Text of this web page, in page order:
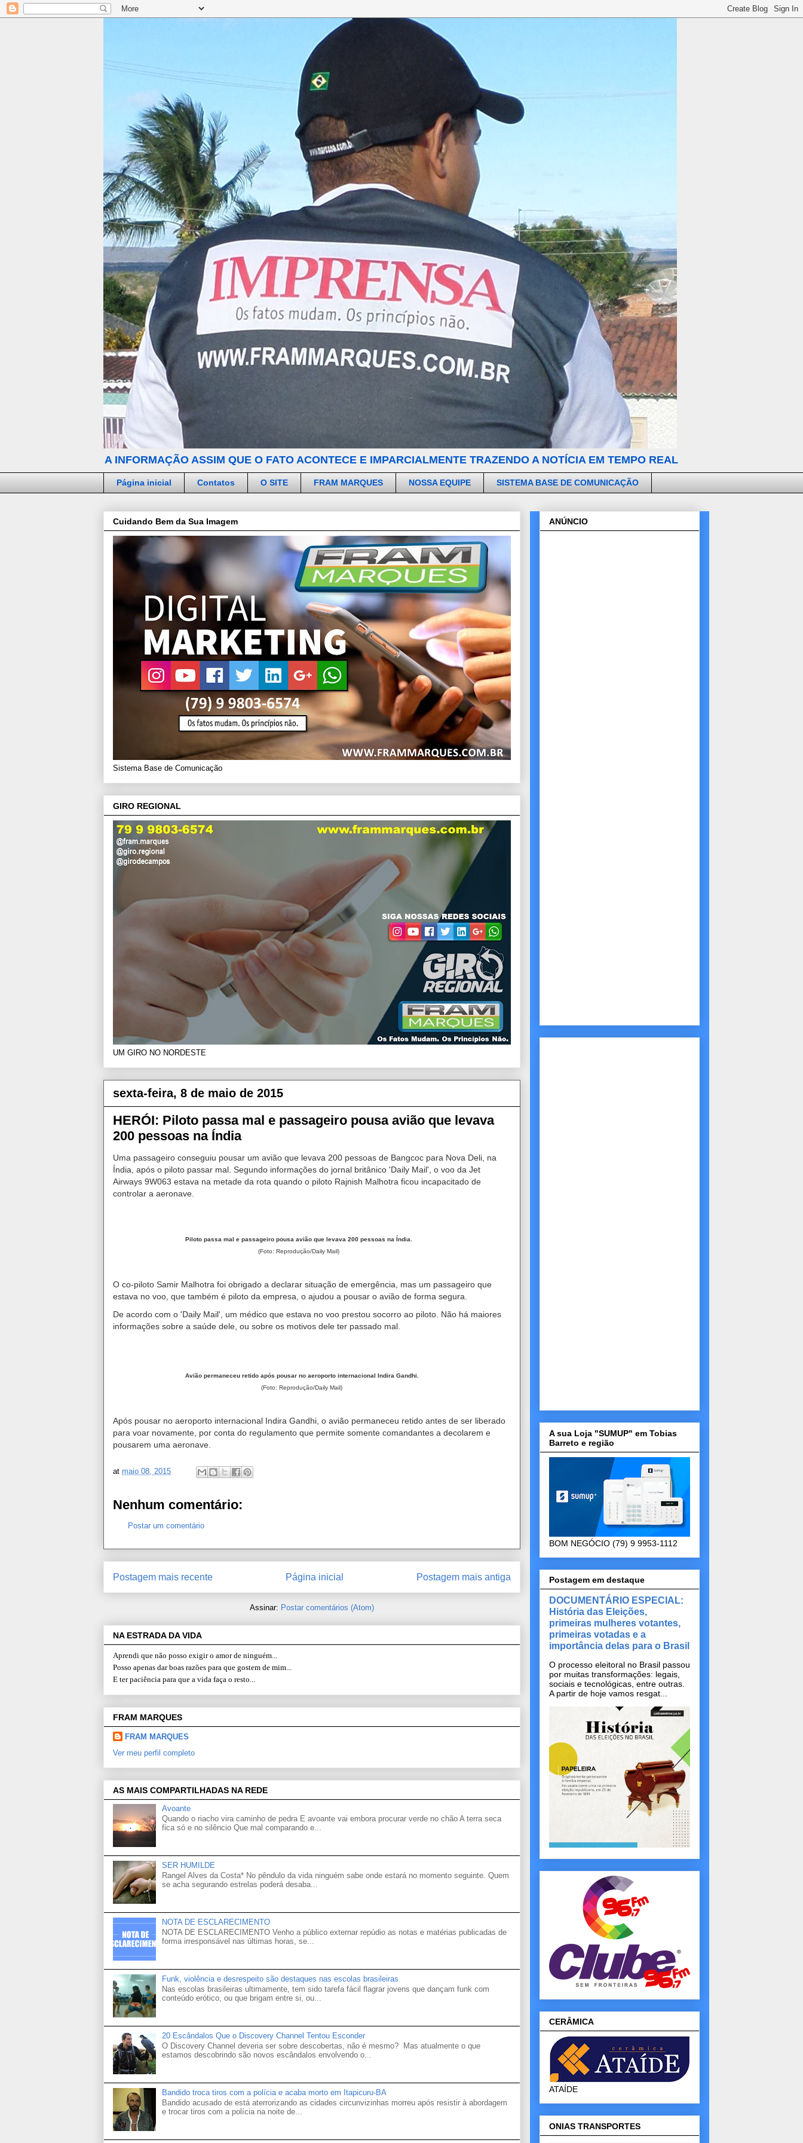
A INFORMAÇÃO ASSIM QUE O FATO ACONTECE E IMPARCIALMENTE TRAZENDO A NOTÍCIA EM TEMPO REAL
Página inicial Contatos O SITE FRAM MARQUES NOSSA EQUIPE SISTEMA BASE DE COMUNICAÇÃO
Cuidando Bem da Sua Imagem
Sistema Base de Comunicação
GIRO REGIONAL
UM GIRO NO NORDESTE
sexta-feira, 8 de maio de 2015
HERÓI: Piloto passa mal e passageiro pousa avião que levava
200 pessoas na Índia
Uma passageiro conseguiu pousar um avião que levava 200 pessoas de Bangcoc para Nova Deli, na
Índia, após o piloto passar mal. Segundo informações do jornal britânico 'Daily Mail', o voo da Jet
Airways 9W063 estava na metade da rota quando o piloto Rajnish Malhotra ficou incapacitado de
controlar a aeronave.
Piloto passa mal e passageiro pousa avião que levava 200 pessoas na Índia.
(Foto: Reprodução/Daily Mail)
O co-piloto Samir Malhotra foi obrigado a declarar situação de emergência, mas um passageiro que
estava no voo, que também é piloto da empresa, o ajudou a pousar o avião de forma segura.
De acordo com o 'Daily Mail', um médico que estava no voo prestou socorro ao piloto. Não há maiores
informações sobre a saúde dele, ou sobre os motivos dele ter passado mal.
Avião permaneceu retido após pousar no aeroporto internacional Indira Gandhi
(Foto: Reprodução/Daily Mail)
Após pousar no aeroporto internacional Indira Gandhi, o avião permaneceu retido antes de ser liberado
para voar novamente, por conta do regulamento que permite somente comandantes a decolarem e
pousarem uma aeronave.
at maio 08, 2015
Nenhum comentário:
Postar um comentário
Postagem mais recente Postagem mais antiga
Página inicial
Assinar: Postar comentários (Atom)
NA ESTRADA DA VIDA
Aprendi que não posso exigir o amor de ninguém...
Posso apenas dar boas razões para que gostem de mim...
E ter paciência para que a vida faça o resto...
FRAM MARQUES
FRAM MARQUES
Ver meu perfil completo
AS MAIS COMPARTILHADAS NA REDE
Avoante
Quando o riacho vira caminho de pedra E avoante vai embora procurar verde no chão A terra seca
fica só e no silêncio Que mal comparando e...
SER HUMILDE
Rangel Alves da Costa* No pêndulo da vida ninguém sabe onde estará no momento seguinte. Quem
se acha segurando estrelas poderá desaba...
NOTA DE ESCLARECIMENTO
NOTA DE ESCLARECIMENTO Venho a público externar repúdio as notas e matérias publicadas de
forma irresponsável nas últimas horas, se...
Funk, violência e desrespeito são destaques nas escolas brasileiras
Nas escolas brasileiras ultimamente, tem sido tarefa fácil flagrar jovens que dançam funk com
conteúdo erótico, ou que brigam entre si, ou...
20 Escândalos Que o Discovery Channel Tentou Esconder
O Discovery Channel deveria ser sobre descobertas, não é mesmo? Mas atualmente o que
estamos descobrindo são novos escândalos envolvendo o...
Bandido troca tiros com a polícia e acaba morto em Itapicuru-BA
Bandido acusado de está aterrorizando as cidades circunvizinhas morreu após resistir à abordagem
e trocar tiros com a polícia na noite de...
ANÚNCIO
A sua Loja "SUMUP" em Tobias
Barreto e região
BOM NEGÓCIO (79) 9 9953-1112
Postagem em destaque
DOCUMENTÁRIO ESPECIAL:
História das Eleições,
primeiras mulheres votantes,
primeiras votadas e a
importância delas para o Brasil
O processo eleitoral no Brasil passou
por muitas transformações: legais,
sociais e tecnológicas, entre outras.
A partir de hoje vamos resgat...
CERÂMICA
ATAÍDE
ONIAS TRANSPORTES